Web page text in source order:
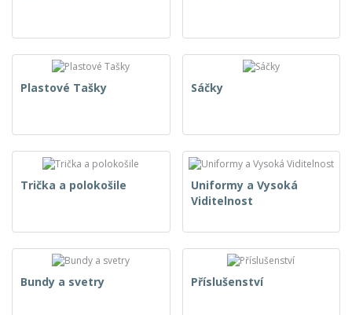
Plastové Tašky Sáčky
Trička a polokošile
Uniformy a Vysoká
Viditelnost
Bundy a svetry Příslušenství